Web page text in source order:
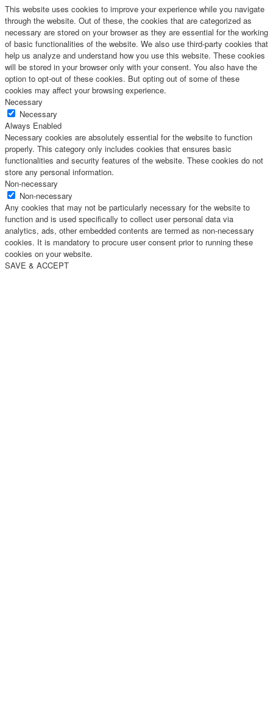
This website uses cookies to improve your experience while you navigate
through the website. Out of these, the cookies that are categorized as
necessary are stored on your browser as they are essential for the working
of basic functionalities of the website. We also use third-party cookies that
help us analyze and understand how you use this website. These cookies
will be stored in your browser only with your consent. You also have the
option to opt-out of these cookies. But opting out of some of these
cookies may affect your browsing experience.
Necessary
Necessary
Always Enabled
Necessary cookies are absolutely essential for the website to function
properly. This category only includes cookies that ensures basic
functionalities and security features of the website. These cookies do not
store any personal information.
Non-necessary
Non-necessary
Any cookies that may not be particularly necessary for the website to
function and is used specifically to collect user personal data via
analytics, ads, other embedded contents are termed as non-necessary
cookies. It is mandatory to procure user consent prior to running these
cookies on your website.
SAVE & ACCEPT